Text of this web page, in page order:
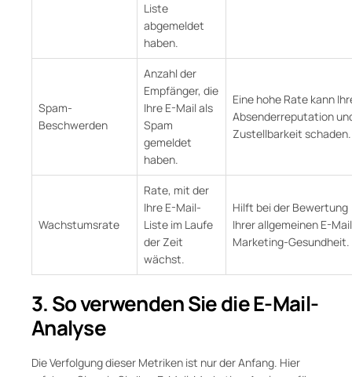
Liste
abgemeldet
haben.
Spam-
Beschwerden
Anzahl der
Empfänger, die
Ihre E-Mail als
Spam
gemeldet
haben.
Eine hohe Rate kann
Absenderreputation
Zustellbarkeit schaden.
Wachstumsrate
Rate, mit der
Ihre E-Mail-
Liste im Laufe
der Zeit
wächst.
Hilft bei der Bewertung
Ihrer allgemeinen E-
Marketing-Gesundheit.
3. So verwenden Sie die E-Mail-
Analyse
Die Verfolgung dieser Metriken ist nur der Anfang. Hier